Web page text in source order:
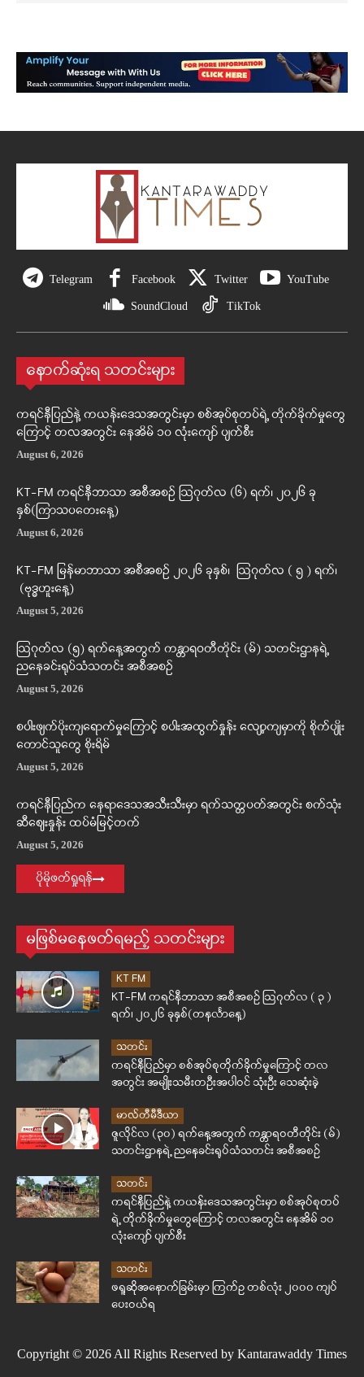
Telegram Facebook Twitter YouTube
SoundCloud TikTok
နောက်ဆုံးရ သတင်းများ
ကရင်နီပြည်နဲ့ ကယန်းဒေသအတွင်းမှာ စစ်အုပ်စုတပ်ရဲ့ တိုက်ခိုက်မှုတွေ
ကြောင့် တလအတွင်း နေအိမ် ၁၀ လုံးကျော် ပျက်စီး
August 6, 2026
KT-FM ကရင်နီဘာသာ အစီအစဉ် ဩဂုတ်လ (၆) ရက်၊ ၂၀၂၆ ခု
နှစ်(ကြာသပတေးနေ့)
August 6, 2026
KT-FM မြန်မာဘာသာ အစီအစဉ် ၂၀၂၆ ခုနှစ်၊ ဩဂုတ်လ ( ၅ ) ရက်၊
(ဗုဒ္ဓဟူးနေ့)
August 5, 2026
ဩဂုတ်လ (၅) ရက်နေ့အတွက် ကန္တာရဝတီတိုင်း (မ်) သတင်းဌာနရဲ့
ညနေခင်းရုပ်သံသတင်း အစီအစဉ်
August 5, 2026
စပါးဖျက်ပိုးကျရောက်မှုကြောင့် စပါးအထွက်နှုန်း လျော့ကျမှာကို စိုက်ပျိုး
တောင်သူတွေ စိုးရိမ်
August 5, 2026
ကရင်နီပြည်က နေရာဒေသအသီးသီးမှာ ရက်သတ္တပတ်အတွင်း စက်သုံး
ဆီဈေးနှုန်း ထပ်မံမြင့်တက်
August 5, 2026
ပိုမိုဖတ်ရှုရန်
မဖြစ်မနေဖတ်ရမည့် သတင်းများ
KT FM
KT-FM ကရင်နီဘာသာ အစီအစဉ် ဩဂုတ်လ ( ၃ )
ရက်၊ ၂၀၂၆ ခုနှစ်(တနင်္လာနေ့)
သတင်း
ကရင်နီပြည်မှာ စစ်အုပ်စုတိုက်ခိုက်မှုကြောင့် တလ
အတွင်း အမျိုးသမီးတဦးအပါဝင် သုံးဦး သေဆုံးခဲ့
မာလ်တီမီဒီယာ
ဇူလိုင်လ (၃၀) ရက်နေ့အတွက် ကန္တာရဝတီတိုင်း (မ်)
သတင်းဌာနရဲ့ ညနေခင်းရုပ်သံသတင်း အစီအစဉ်
သတင်း
ကရင်နီပြည်နဲ့ ကယန်းဒေသအတွင်းမှာ စစ်အုပ်စုတပ်
ရဲ့ တိုက်ခိုက်မှုတွေကြောင့် တလအတွင်း နေအိမ် ၁၀
လုံးကျော် ပျက်စီး
သတင်း
ဖရူဆိုအနောက်ခြမ်းမှာ ကြက်ဥ တစ်လုံး ၂၀၀၀ ကျပ်
ပေးဝယ်ရ
Copyright © 2026 All Rights Reserved by Kantarawaddy Times